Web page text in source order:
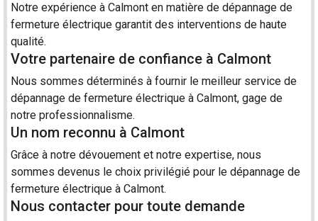
Notre expérience à Calmont en matière de dépannage de
fermeture électrique garantit des interventions de haute
qualité.
Votre partenaire de confiance à Calmont
Nous sommes déterminés à fournir le meilleur service de
dépannage de fermeture électrique à Calmont, gage de
notre professionnalisme.
Un nom reconnu à Calmont
Grâce à notre dévouement et notre expertise, nous
sommes devenus le choix privilégié pour le dépannage de
fermeture électrique à Calmont.
Nous contacter pour toute demande